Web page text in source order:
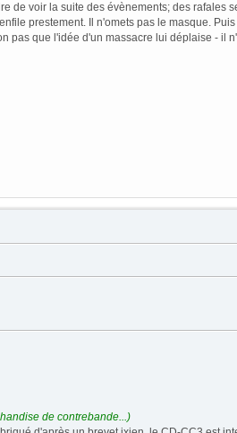
de voir la suite des évènements; des
prestement. Il n'omets pas le masque.
pas que l'idée d'un massacre lui déplaise - il
de contrebande...)